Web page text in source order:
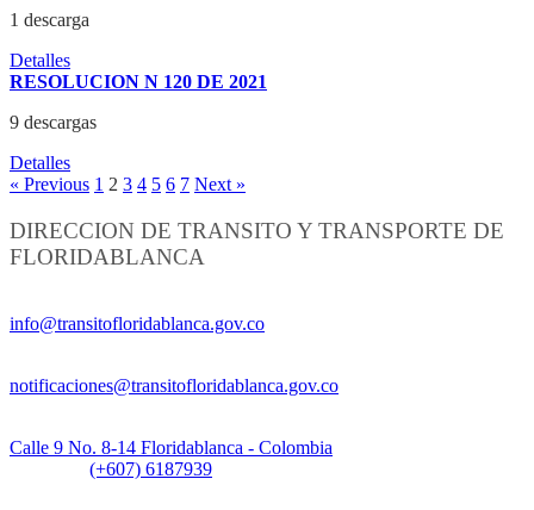
1 descarga
Detalles
RESOLUCION N 120 DE 2021
9 descargas
Detalles
« Previous 1 2 3 4 5 6 7 Next »
DIRECCION DE TRANSITO Y TRANSPORTE DE
FLORIDABLANCA
info@transitofloridablanca.gov.co
notificaciones@transitofloridablanca.gov.co
Calle 9 No. 8-14 Floridablanca - Colombia
(+607) 6187939